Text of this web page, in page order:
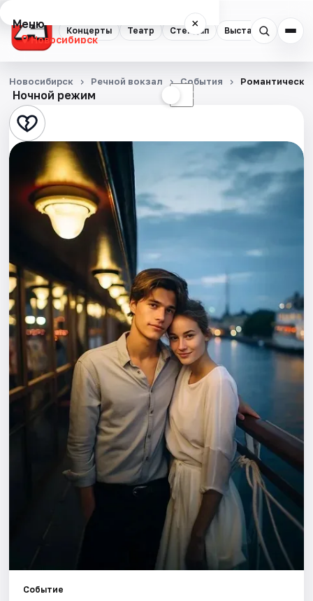
Концерты Театр Стендап Выставки
Меню ×
Новосибирск
Концерты
Театр
Стендап
Выставки
Квесты
Экскурсии
Спорт
События
Города
Площадки
Рейтинги
Ночной режим ☾
Новосибирск Речной вокзал События
Событие